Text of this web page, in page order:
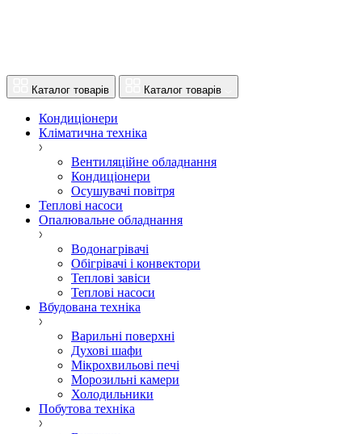
Каталог товарів Каталог товарів
Кондиціонери
Кліматична техніка
Вентиляційне обладнання
Кондиціонери
Осушувачі повітря
Теплові насоси
Опалювальне обладнання
Водонагрівачі
Обігрівачі і конвектори
Теплові завіси
Теплові насоси
Вбудована техніка
Варильні поверхні
Духові шафи
Мікрохвильові печі
Морозильні камери
Холодильники
Побутова техніка